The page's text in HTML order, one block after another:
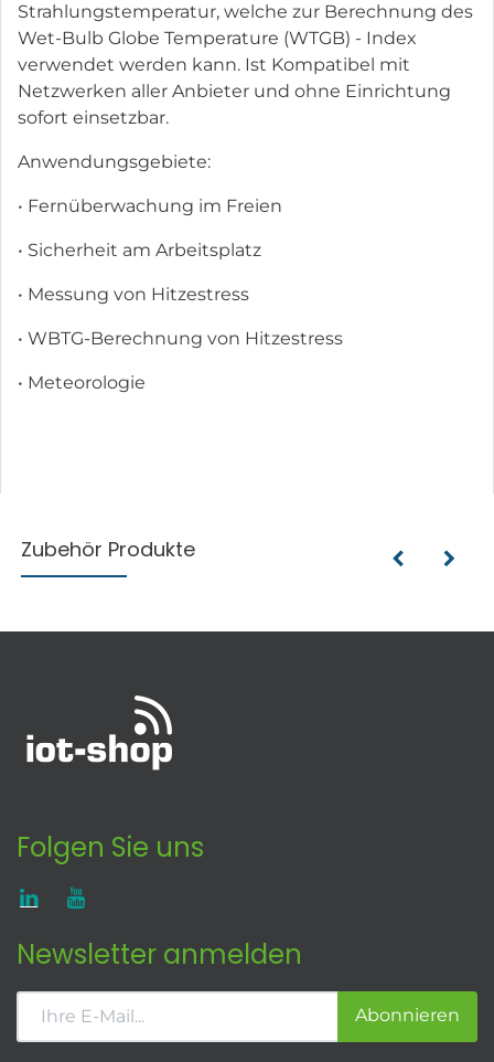
Strahlungstemperatur, welche zur Berechnung des
Wet-Bulb Globe Temperature (WTGB) - Index
verwendet werden kann. Ist Kompatibel mit
Netzwerken aller Anbieter und ohne Einrichtung
sofort einsetzbar.
Anwendungsgebiete:
• Fernüberwachung im Freien
• Sicherheit am Arbeitsplatz
• Messung von Hitzestress
• WBTG-Berechnung von Hitzestress
• Meteorologie
Zubehör Produkte
Folgen Sie uns
Newsletter anmelden
Abonnieren